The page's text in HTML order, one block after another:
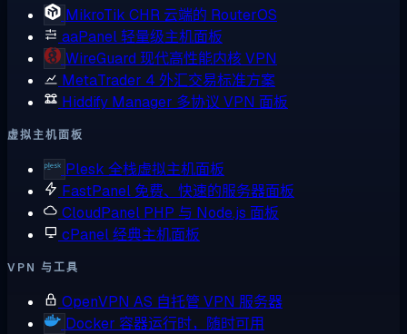
MikroTik CHR 云端的 RouterOS
aaPanel轻量级主机面板
WireGuard 现代高性能内核 VPN
MetaTrader 4 外汇交易标准方案
Hiddify Manager 多协议 VPN 面板
虚拟主机面板
Plesk 全栈虚拟主机面板
FastPanel 免费、快速的服务器面板
CloudPanel PHP 与 Node.js 面板
cPanel经典主机面板
VPN 与工具
OpenVPN AS 自托管 VPN 服务器
Docker 容器运行时，随时可用